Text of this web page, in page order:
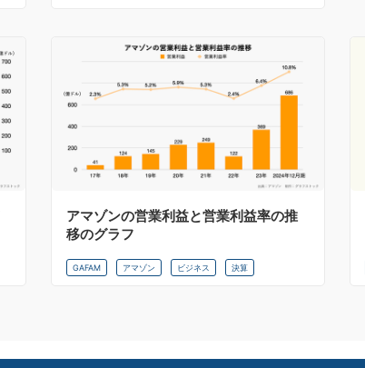
アマゾンの営業利益と営業利益率の推
移のグラフ
GAFAM アマゾン ビジネス 決算